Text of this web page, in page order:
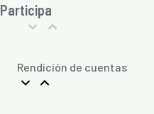
Participa
Rendición de cuentas